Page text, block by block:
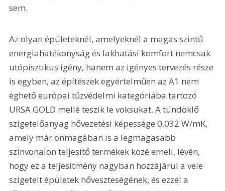
sem.
Az olyan épületeknél, amelyeknél a magas szintű
energiahatékonyság és lakhatási komfort nemcsak
utópisztikus igény, hanem az igényes tervezés része
is egyben, az építészek egyértelműen az A1 nem
éghető európai tűzvédelmi kategóriába tartozó
URSA GOLD mellé teszik le voksukat. A tündöklő
szigetelőanyag hővezetési képessége 0,032 W/mK,
amely már önmagában is a legmagasabb
színvonalon teljesítő termékek közé emeli, lévén,
hogy ez a teljesítmény nagyban hozzájárul a vele
szigetelt épületek hőveszteségének, és ezzel a